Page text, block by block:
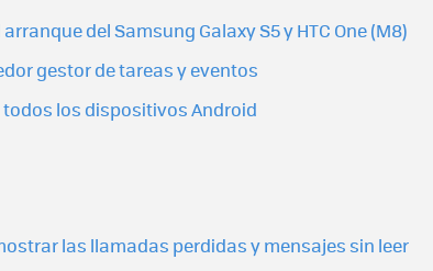
del Samsung Galaxy S5 y HTC One (M8)
gestor de tareas y eventos
los dispositivos Android
las llamadas perdidas y mensajes sin leer